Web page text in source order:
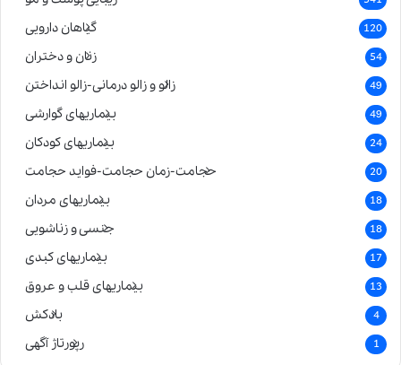
گیاهان دارویی 120
زنان و دختران 54
زالو و زالو درمانی-زالو انداختن 49
بیماریهای گوارشی 49
بیماریهای کودکان 24
حجامت-زمان حجامت-فواید حجامت 20
بیماریهای مردان 18
جنسی و زناشویی 18
بیماریهای کبدی 17
بیماریهای قلب و عروق 13
بادکش 4
رپورتاژ آگهی 1